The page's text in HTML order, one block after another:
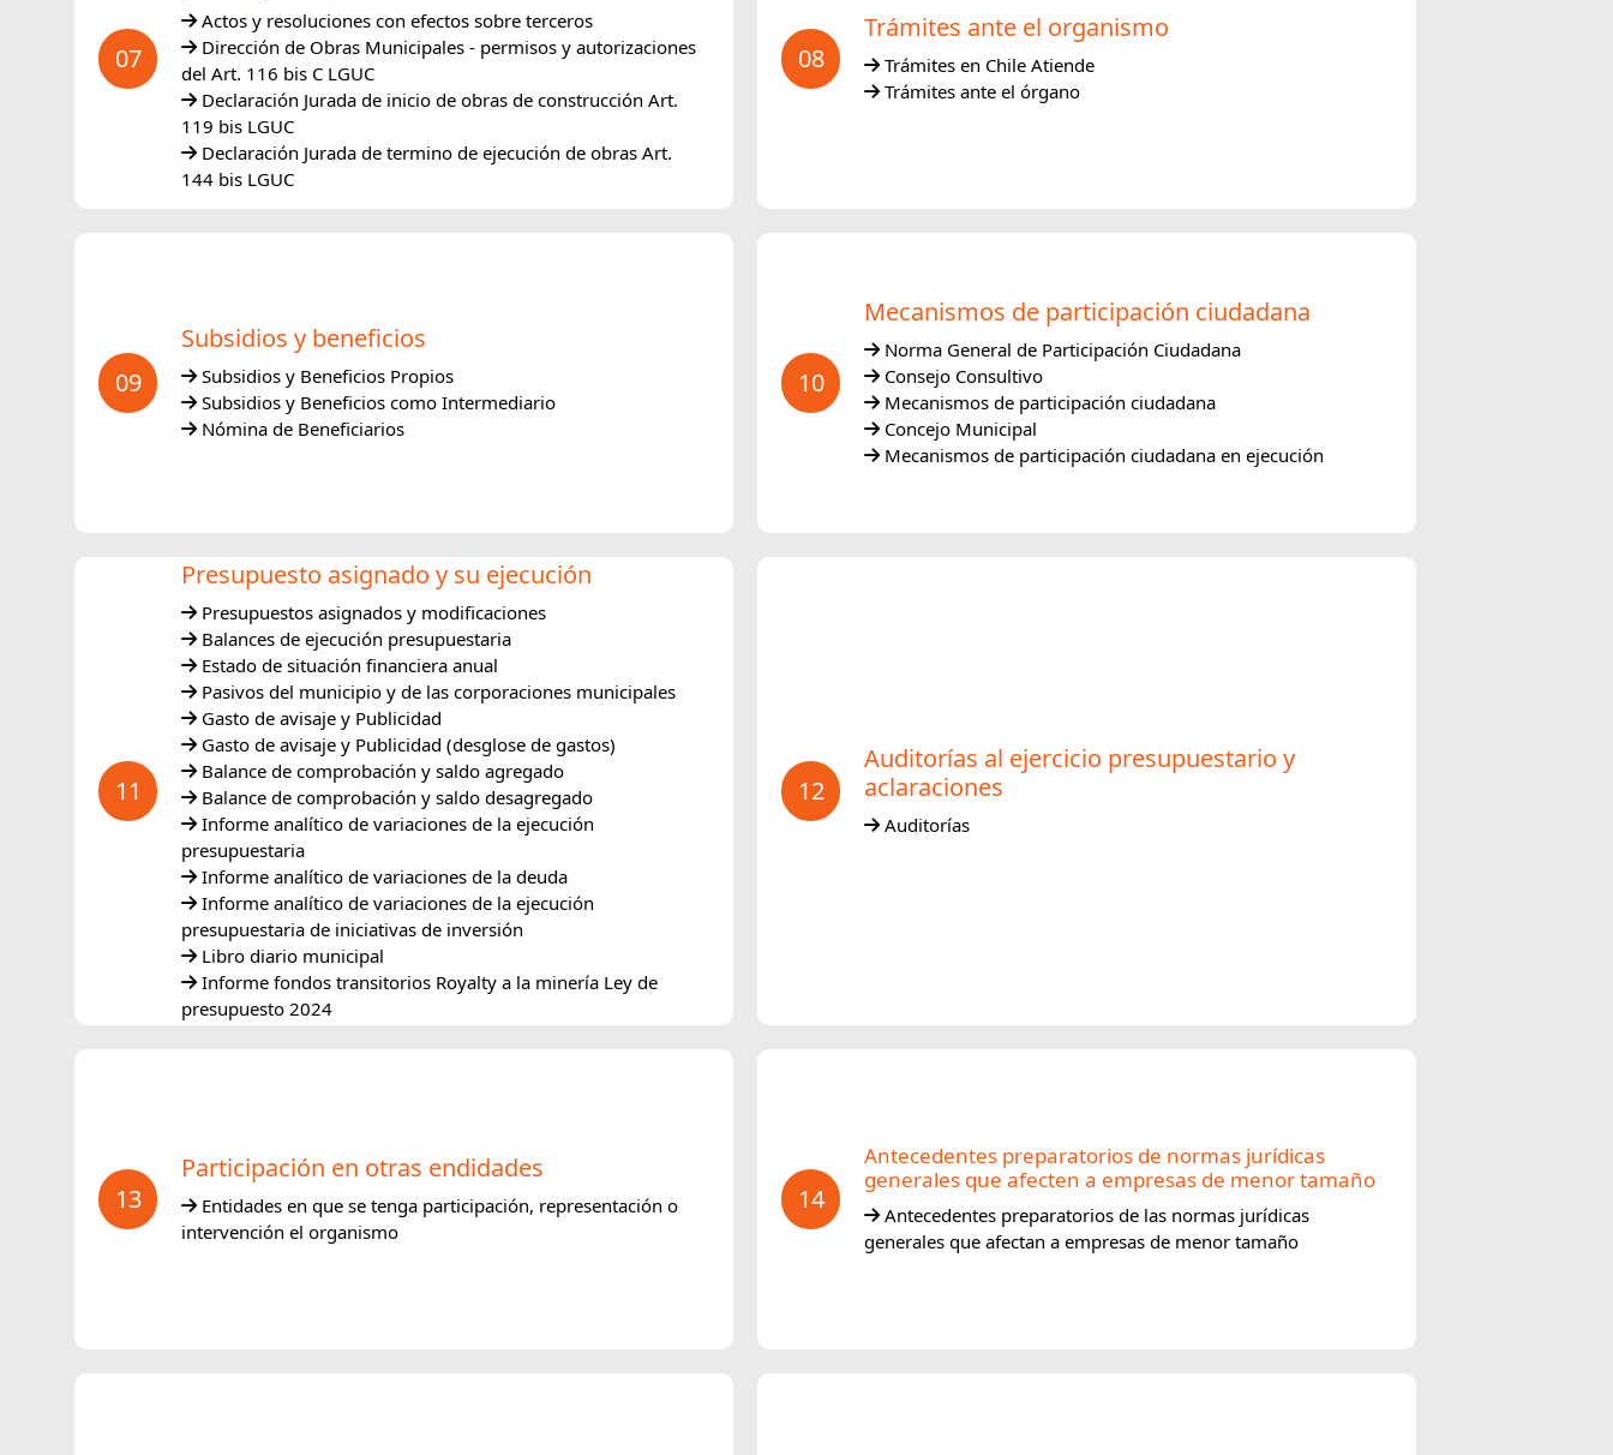
07
Actos y resoluciones con efectos sobre terceros
Dirección de Obras Municipales - permisos y autorizaciones
del Art. 116 bis C LGUC
Declaración Jurada de inicio de obras de construcción Art.
119 bis LGUC
Declaración Jurada de termino de ejecución de obras Art.
144 bis LGUC
08
Trámites ante el organismo
Trámites en Chile Atiende
Trámites ante el órgano
09
Subsidios y beneficios
Subsidios y Beneficios Propios
Subsidios y Beneficios como Intermediario
Nómina de Beneficiarios
10
Mecanismos de participación ciudadana
Norma General de Participación Ciudadana
Consejo Consultivo
Mecanismos de participación ciudadana
Concejo Municipal
Mecanismos de participación ciudadana en ejecución
11
Presupuesto asignado y su ejecución
Presupuestos asignados y modificaciones
Balances de ejecución presupuestaria
Estado de situación financiera anual
Pasivos del municipio y de las corporaciones municipales
Gasto de avisaje y Publicidad
Gasto de avisaje y Publicidad (desglose de gastos)
Balance de comprobación y saldo agregado
Balance de comprobación y saldo desagregado
Informe analítico de variaciones de la ejecución
presupuestaria
Informe analítico de variaciones de la deuda
Informe analítico de variaciones de la ejecución
presupuestaria de iniciativas de inversión
Libro diario municipal
Informe fondos transitorios Royalty a la minería Ley de
presupuesto 2024
12
Auditorías al ejercicio presupuestario y
aclaraciones
Auditorías
13
Participación en otras endidades
Entidades en que se tenga participación, representación o
intervención el organismo
14
Antecedentes preparatorios de normas jurídicas
generales que afecten a empresas de menor tamaño
Antecedentes preparatorios de las normas jurídicas
generales que afectan a empresas de menor tamaño